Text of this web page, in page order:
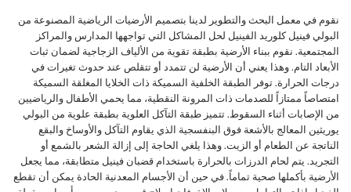
نقوم في معمل البحث والتطوير لدينا بتصميم الأرضيات الرياضية المصنوعة من
البولي فينيل كلوريد الفينيل لحل المشاكل التي تواجهها المدارس والمراكز
المجتمعية. نقوم ببناء الأرضية بطبقة تقوية من الألياف الزجاجية لضمان ثبات
الأبعاد التام. وهذا يعني أن الأرضية لن تتمدد أو تتقلص عند حدوث تغيرات في
درجات الحرارة. توفر الطبقة الخلفية السميكة ذات الخلايا المغلقة السميكة
امتصاصاً ممتازاً للصدمات ذات المرونة النقطية، مما يحمي الأطفال والرياضيين
من الإصابات أثناء السقوط. تتميز طبقة التآكل العلوية بطبقة علوية من البولي
يوريثين المعالج بالأشعة فوق البنفسجية الذي يقاوم التآكل والأوساخ والبقع
الناتجة عن الطعام أو الزيت. وهذا يلغي الحاجة إلى إزالة الشعر بالشمع أو
التجريد. يتم لحام الدرزات بالحرارة باستخدام قضبان فينيل متطابقة، مما يجعل
الأرضية بأكملها صحية تماماً. في حين أن الأجسام المعدنية الحادة يمكن أن تقطع